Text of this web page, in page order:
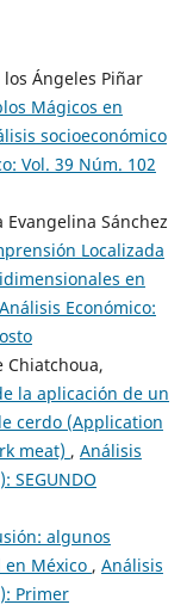
Ángeles Piñar
Mágicos en
socioeconómico
Vol. 39 Núm. 102
Sánchez
Localizada
en
Análisis Económico:
Chiatchoua,
la aplicación de un
cerdo (Application
meat) , Análisis
SEGUNDO
algunos
México , Análisis
Primer